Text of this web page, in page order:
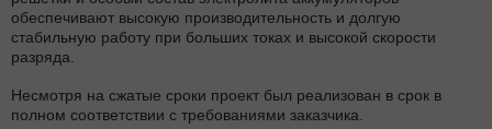
обеспечивают высокую производительность и долгую
стабильную работу при больших токах и высокой скорости
разряда.
Несмотря на сжатые сроки проект был реализован в срок в
полном соответствии с требованиями заказчика.